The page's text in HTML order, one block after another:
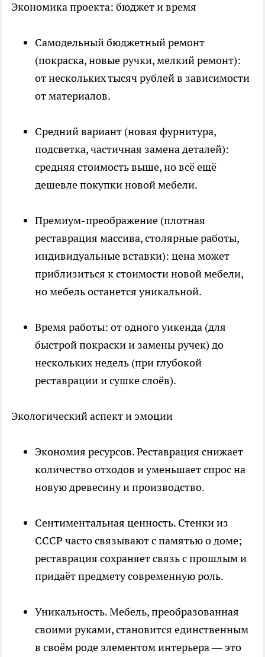
Экономика проекта: бюджет и время
Самодельный бюджетный ремонт
(покраска, новые ручки, мелкий ремонт):
от нескольких тысяч рублей в зависимости
от материалов.
Средний вариант (новая фурнитура,
подсветка, частичная замена деталей):
средняя стоимость выше, но всё ещё
дешевле покупки новой мебели.
Премиум-преображение (плотная
реставрация массива, столярные работы,
индивидуальные вставки): цена может
приблизиться к стоимости новой мебели,
но мебель останется уникальной.
Время работы: от одного уикенда (для
быстрой покраски и замены ручек) до
нескольких недель (при глубокой
реставрации и сушке слоёв).
Экологический аспект и эмоции
Экономия ресурсов. Реставрация снижает
количество отходов и уменьшает спрос на
новую древесину и производство.
Сентиментальная ценность. Стенки из
СССР часто связывают с памятью о доме;
реставрация сохраняет связь с прошлым и
придаёт предмету современную роль.
Уникальность. Мебель, преобразованная
своими руками, становится единственным
в своём роде элементом интерьера — это